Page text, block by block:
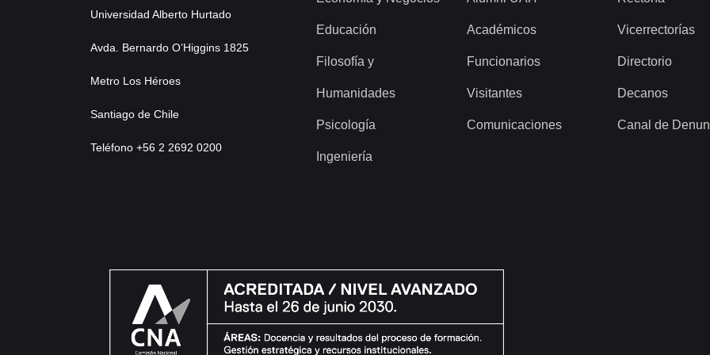
Universidad Alberto Hurtado
Avda. Bernardo O’Higgins 1825
Metro Los Héroes
Santiago de Chile
Teléfono +56 2 2692 0200
Educación
Filosofía y
Humanidades
Psicología
Ingeniería
Académicos
Funcionarios
Visitantes
Comunicaciones
Vicerrectorías
Directorio
Decanos
Canal de